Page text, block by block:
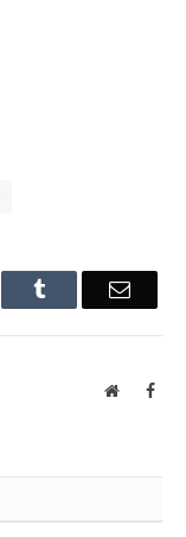
Tumblr Email
Website